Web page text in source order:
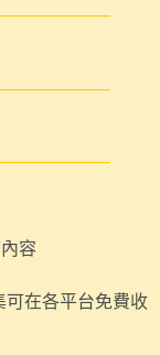
容
可在各平台免費收